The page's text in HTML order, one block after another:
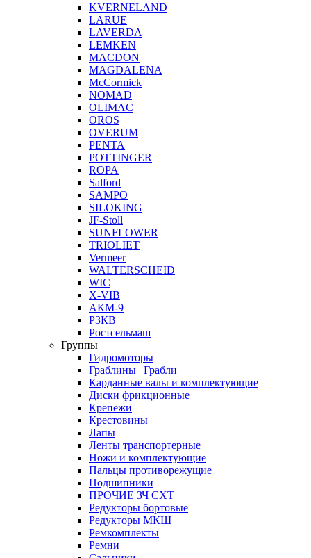
KVERNELAND
LARUE
LAVERDA
LEMKEN
MACDON
MAGDALENA
McCormick
NOMAD
OLIMAC
OROS
OVERUM
PENTA
POTTINGER
ROPA
Salford
SAMPO
SILOKING
JF-Stoll
SUNFLOWER
TRIOLIET
Vermeer
WALTERSCHEID
WIC
X-VIB
АКМ-9
РЗКВ
Ростсельмаш
Группы
Гидромоторы
Граблины | Грабли
Карданные валы и комплектующие
Диски фрикционные
Крепежи
Крестовины
Лапы
Ленты транспортерные
Ножи и комплектующие
Пальцы противорежущие
Подшипники
ПРОЧИЕ ЗЧ СХТ
Редукторы бортовые
Редукторы МКШ
Ремкомплекты
Ремни